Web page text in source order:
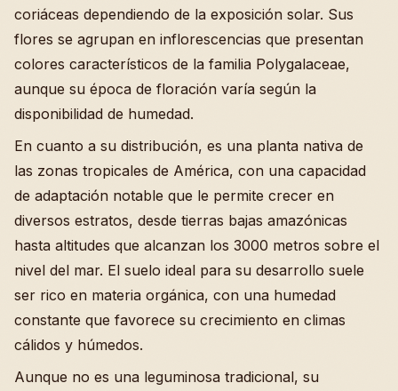
coriáceas dependiendo de la exposición solar. Sus
flores se agrupan en inflorescencias que presentan
colores característicos de la familia Polygalaceae,
aunque su época de floración varía según la
disponibilidad de humedad.
En cuanto a su distribución, es una planta nativa de
las zonas tropicales de América, con una capacidad
de adaptación notable que le permite crecer en
diversos estratos, desde tierras bajas amazónicas
hasta altitudes que alcanzan los 3000 metros sobre el
nivel del mar. El suelo ideal para su desarrollo suele
ser rico en materia orgánica, con una humedad
constante que favorece su crecimiento en climas
cálidos y húmedos.
Aunque no es una leguminosa tradicional, su